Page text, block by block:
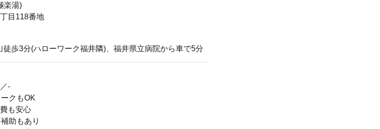
楽湯)
目118番地
徒歩3分(ハローワーク福井隣)、福井県立病院から車で5分
-
クもOK
も安心
助もあり